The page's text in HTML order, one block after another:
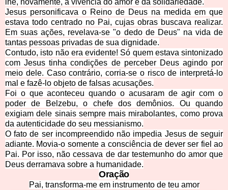
lhe, novamente, a vivência do amor e da solidariedade.
Jesus personificava o Reino de Deus na medida em que
estava todo centrado no Pai, cujas obras buscava realizar.
Em suas ações, revelava-se "o dedo de Deus" na vida de
tantas pessoas privadas de sua dignidade.
Contudo, isto não era evidente! Só quem estava sintonizado
com Jesus tinha condições de perceber Deus agindo por
meio dele. Caso contrário, corria-se o risco de interpretá-lo
mal e fazê-lo objeto de falsas acusações.
Foi o que aconteceu quando o acusaram de agir com o
poder de Belzebu, o chefe dos demônios. Ou quando
exigiam dele sinais sempre mais mirabolantes, como prova
da autenticidade do seu messianismo.
O fato de ser incompreendido não impedia Jesus de seguir
adiante. Movia-o somente a consciência de dever ser fiel ao
Pai. Por isso, não cessava de dar testemunho do amor que
Deus derramava sobre a humanidade.
Oração
Pai, transforma-me em instrumento de teu amor